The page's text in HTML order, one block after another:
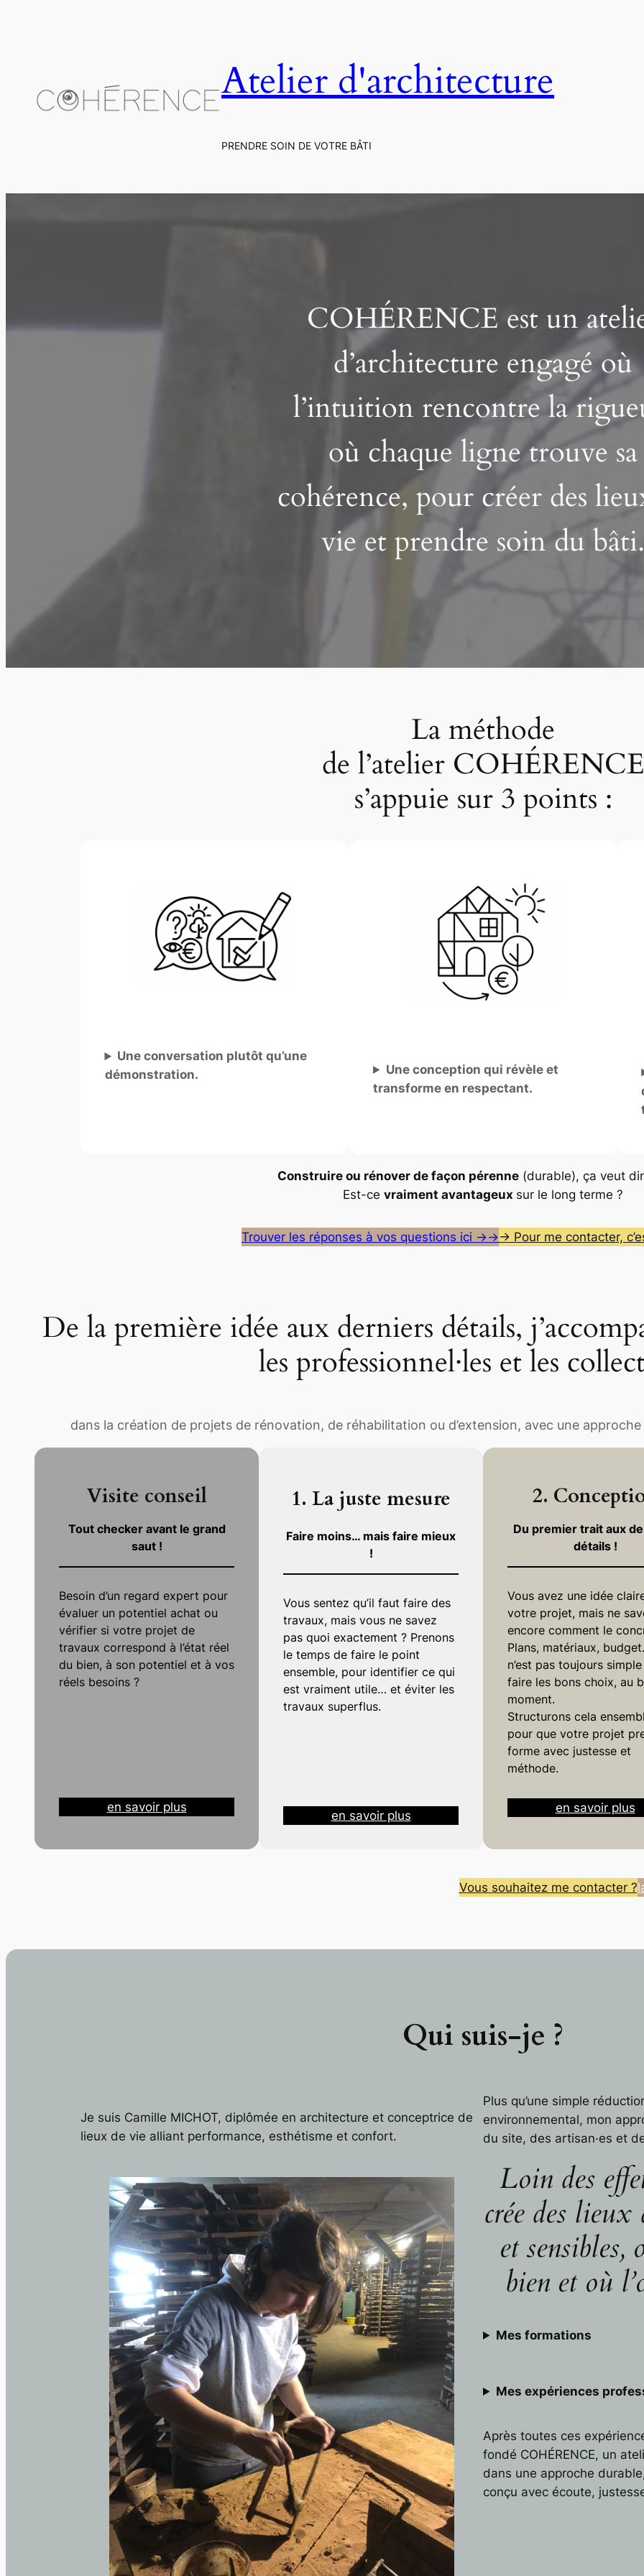
Atelier d'architecture
PRENDRE SOIN DE VOTRE BÂTI
COHÉRENCE est un
d’architecture engagé où
l’intuition rencontre la
où chaque ligne trouve sa
cohérence, pour créer des
vie et prendre soin du bâti.
La méthode
de l’atelier COHÉRENCE
s’appuie sur 3 points :
Une conversation plutôt qu’une
démonstration.
Une conception qui révèle et
transforme en respectant.
Construire ou rénover de façon pérenne(durable), ça veut
Est-ce vraiment avantageux sur le long terme ?
Trouver les réponses à vos questions ici →→→ Pour me contacter,
De la première idée aux derniers détails,
les professionnel·les et les
dans la création de projets de rénovation, de réhabilitation ou d’extension, avec une
Visite conseil
Tout checker avant le grand
saut !
Besoin d’un regard expert pour
évaluer un potentiel achat ou
vérifier si votre projet de
travaux correspond à l’état réel
du bien, à son potentiel et à vos
réels besoins ?
en savoir plus
1. La juste mesure
Faire moins… mais faire mieux
!
Vous sentez qu’il faut faire des
travaux, mais vous ne savez
pas quoi exactement ? Prenons
le temps de faire le point
ensemble, pour identifier ce qui
est vraiment utile… et éviter les
travaux superflus.
en savoir plus
2.
Du premier trait aux
détails !
Vous avez une idée
votre projet, mais ne
encore comment le
Plans, matériaux,
n’est pas toujours
faire les bons choix, au
moment.
Structurons cela
pour que votre projet
forme avec justesse et
méthode.
en savoir plus
Vous souhaitez me contacter ?
Qui suis-je ?
Je suis Camille MICHOT, diplômée en architecture et conceptrice de
lieux de vie alliant performance, esthétisme et confort.
Plus qu’une simple
environnemental, mon
du site, des artisan·es et
Loin des
crée des lieux
et sensibles,
bien et où
Mes formations
Mes expériences
Après toutes ces
fondé COHÉRENCE, un
dans une approche
conçu avec écoute,